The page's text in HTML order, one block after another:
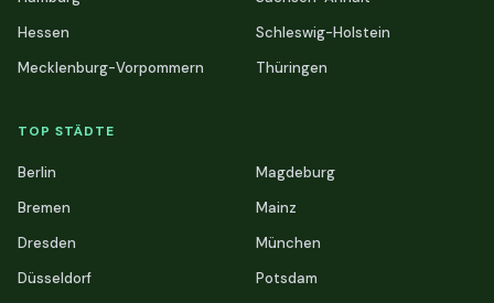
Hessen
Mecklenburg-Vorpommern
Schleswig-Holstein
Thüringen
TOP STÄDTE
Berlin
Bremen
Dresden
Düsseldorf
Magdeburg
Mainz
München
Potsdam